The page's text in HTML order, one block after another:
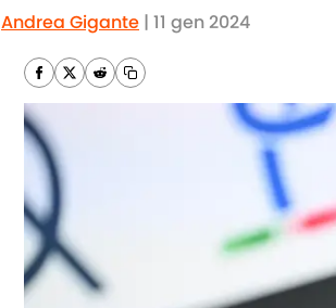
Andrea Gigante | 11 gen 2024